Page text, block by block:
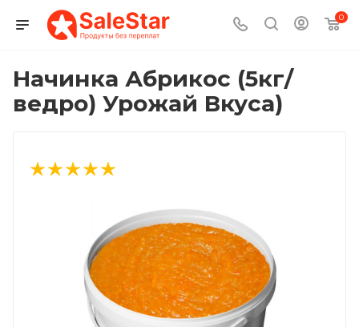
0
Начинка Абрикос (5кг/
ведро) Урожай Вкуса)